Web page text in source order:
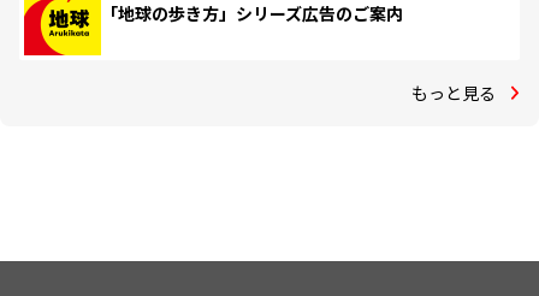
「地球の歩き方」シリーズ広告のご案内
もっと見る